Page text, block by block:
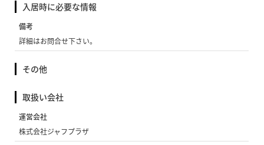
入居時に必要な情報
備考
詳細はお問合せ下さい。
その他
取扱い会社
運営会社
株式会社ジャフプラザ